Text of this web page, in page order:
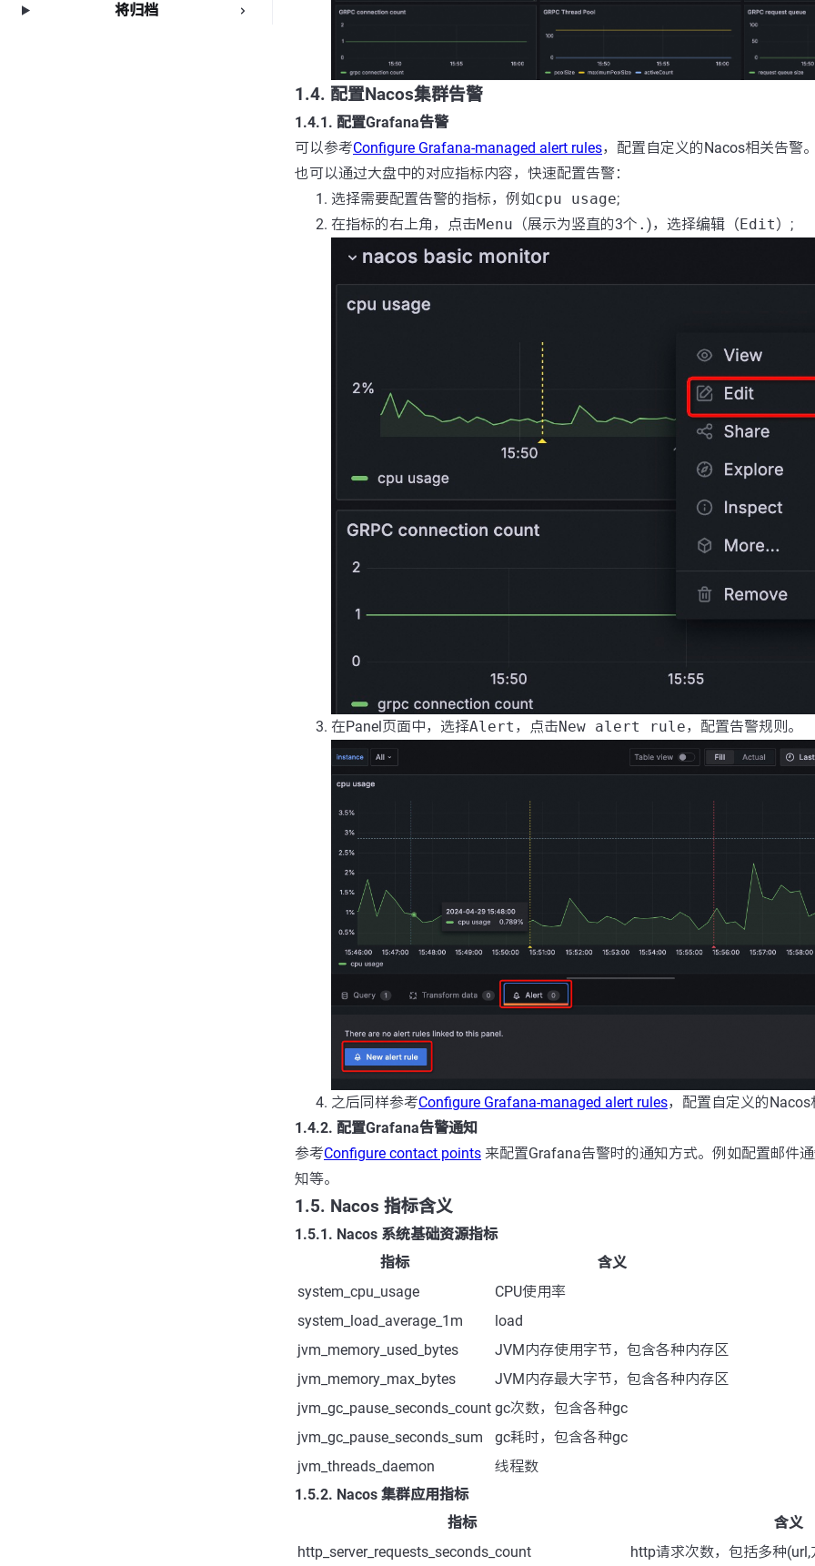
将归档
1.4. 配置Nacos集群告警
1.4.1. 配置Grafana告警
可以参考Configure Grafana-managed alert rules，配置自定义的Nacos相关告警
也可以通过大盘中的对应指标内容，快速配置告警：
选择需要配置告警的指标，例如cpu usage;
在指标的右上角，点击Menu （展示为竖直的3个 . )，选择编辑（Edit） ;
在Panel页面中，选择Alert ，点击New alert rule，配置告警规则。
之后同样参考Configure Grafana-managed alert rules，配置自定义的
1.4.2. 配置Grafana告警通知
参考Configure contact points 来配置Grafana告警时的通知方式。例如配置邮件
知等。
1.5. Nacos 指标含义
1.5.1. Nacos 系统基础资源指标
指标
含义
system_cpu_usage
CPU使用率
system_load_average_1m
load
jvm_memory_used_bytes
JVM内存使用字节，包含各种内存区
jvm_memory_max_bytes
JVM内存最大字节，包含各种内存区
jvm_gc_pause_seconds_count gc次数，包含各种gc
jvm_gc_pause_seconds_sum
gc耗时，包含各种gc
jvm_threads_daemon
线程数
1.5.2. Nacos 集群应用指标
指标
含义
http_server_requests_seconds_count
http请求次数，包括多种(url,